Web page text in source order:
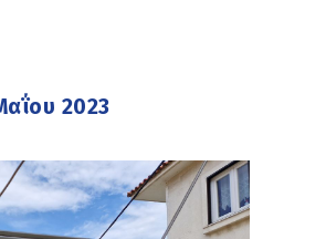
2023